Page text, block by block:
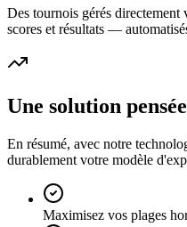
Des tournois gérés directement
scores et résultats —
Une solution
En résumé, avec notre
durablement votre modèle
Maximisez vos plages